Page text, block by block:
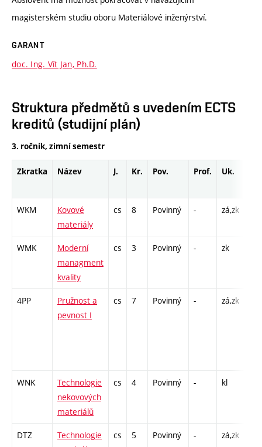
magisterském studiu oboru Materiálové inženýrství.
GARANT
doc. Ing. Vít Jan, Ph.D.
Struktura předmětů s uvedením ECTS
kreditů (studijní plán)
3. ročník, zimní semestr
Zkratka Název J. Kr. Pov. Prof. Uk.
WKM
Kovové
materiály
cs 8 Povinný - zá,zk
WMK
Moderní
managment
kvality
cs 3 Povinný - zk
4PP
Pružnost a
pevnost I
cs 7 Povinný - zá,zk
WNK
Technologie
nekovových
materiálů
cs 4 Povinný - kl
DTZ
Technologie
cs 5 Povinný - zá,zk